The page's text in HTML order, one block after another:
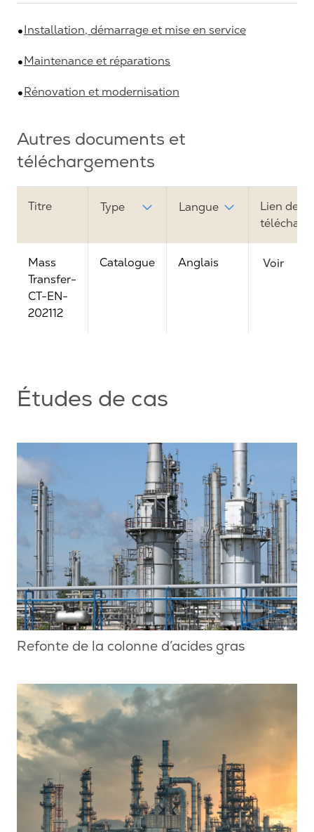
Installation, démarrage et mise en service
Maintenance et réparations
Rénovation et modernisation
Autres documents et
téléchargements
Titre Type Langue
Lien de
Mass
Transfer-
CT-EN-
202112
Catalogue Anglais Voir
Études de cas
Refonte de la colonne d’acides gras